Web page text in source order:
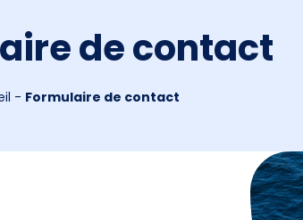
de contact
- Formulaire de contact